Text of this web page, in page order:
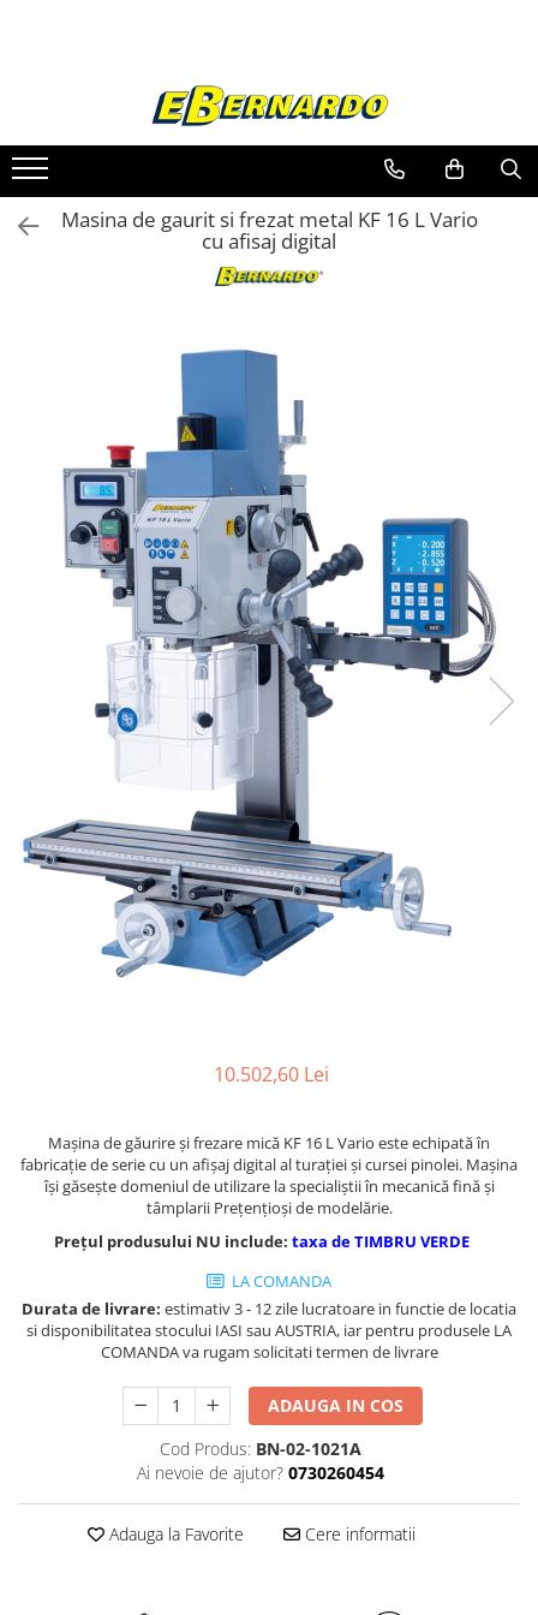
Prelucrare metal
Fierastraie pentru metal
Ferastraie mobile pentru metal
Fierastraie prelucrare metal
Ferastraie orizontale pentru metal
Ferastraie circulare pentru metal
Ferastraie automate cu banda si
Ferastraie metal cu banda si taiere
dubla semiautomate
Ferastraie prelucrare metal cu
banda si taiere dubla
Ferastraie verticale
Strunguri pentru metal
Strunguri CNC
Strunguri cu cutie de viteze
Strunguri cu surub de ghidare
Strunguri de precizie
Strunguri metal cu freza
Strunguri universale cu afisaj
digital
Strunguri universale cu viteza
variabila
Masini de gaurit
Masini de gaurit - Vario - cu masa
Masini de gaurit cu coloana si cap
Masini de gaurit cu coloana si
curea de distributie
Masini de gaurit cu masa
Masini de gaurit cu stand si
coloana
Masini de gaurit radiale
Masini de gaurit si frezat
Masini de gaurit cu freza
Masini de frezat universale
Centre de prelucrare verticale CNC
Masini de frezat cu batiu
Masini de frezat multifunctionale
Masini de frezat universale SERVO
Masini de frezat verticale
Masina de gaurit si frezat metal KF 16 L Vario
cu afisaj digital
10.502,60 Lei
Maşina de găurire şi frezare mică KF 16 L Vario este echipată în
fabricaţie de serie cu un afişaj digital al turaţiei şi cursei pinolei. Maşina
îşi găseşte domeniul de utilizare la specialiştii în mecanică fină şi
tâmplarii Prețenţioşi de modelărie.
Prețul produsului NU include: taxa de TIMBRU VERDE
LA COMANDA
Durata de livrare: estimativ 3 - 12 zile lucratoare in functie de locatia
si disponibilitatea stocului IASI sau AUSTRIA, iar pentru produsele LA
COMANDA va rugam solicitati termen de livrare
ADAUGA IN COS
Cod Produs: BN-02-1021A
Ai nevoie de ajutor? 0730260454
Adauga la Favorite Cere informatii